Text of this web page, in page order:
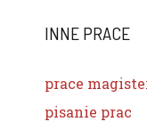
INNE PRACE
prace
pisanie prac